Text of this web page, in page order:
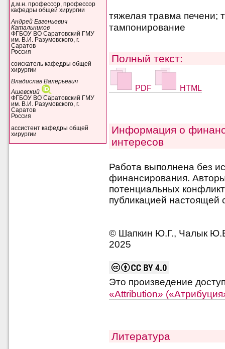
д.м.н. профессор, профессор
кафедры общей хирургии
Андрей Евгеньевич
Катальников
ФГБОУ ВО Саратовский ГМУ
им. В.И. Разумовского, г.
Саратов
Россия
соискатель кафедры общей
хирургии
Владислав Валерьевич
Ашевский
ФГБОУ ВО Саратовский ГМУ
им. В.И. Разумовского, г.
Саратов
Россия
ассистент кафедры общей
хирургии
тяжелая травма печени;
тампонирование
Полный текст:
PDF HTML
Информация о
интересов
Работа выполнена без
финансирования.
потенциальных
публикацией настоящей
© Шапкин Ю.Г., Чалык
2025
Это произведение
«Attribution»
Литература